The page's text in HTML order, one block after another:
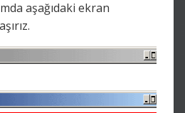
aşağıdaki ekran